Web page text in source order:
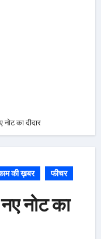
का दीदार
की ख़बर फीचर
नोट का